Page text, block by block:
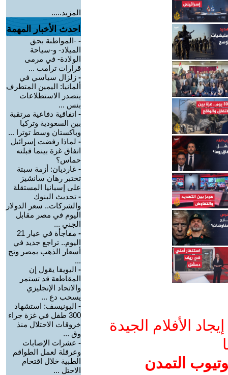
الأفلام الجيدة
التمدن
المزيد.....
احدث الأخبار المهمة
- -المواطنة بحق
الميلاد- و-سياحة
الولادة- في مرمى
قرارات ترامب ...
- زلزال سياسي في
ألمانيا: اليمين المتطرف
يتصدر الاستطلاعات
بنس ...
- اتفاقية دفاعية مرتقبة
بين السعودية وتركيا
وباكستان وسط توترا ...
- لماذا رفضت إسرائيل
اتفاق غزة بينما قبلته
حماس؟
- غارديان: أزمة سبتة
تختبر رهان سانشيز
على إسبانيا المستقلة
- تحديث البنوك
والشركات.. سعر الدولار
اليوم في مصر مقابل
الجني ...
-
مفاجأة في عيار 21
اليوم.. تراجع جديد في
أسعار الذهب بمصر وتح
...
- اليويفا يقول إن
المقاطعة قد تستمر
والاتحاد الإنجليزي
يسحب دع ...
- اليونيسف: استشهاد
300 طفل في غزة جراء
خروقات الاحتلال منذ
وق ...
- عشرات الإصابات
وعرقلة لعمل الطواقم
الطبية خلال اقتحام
الاحتل ...